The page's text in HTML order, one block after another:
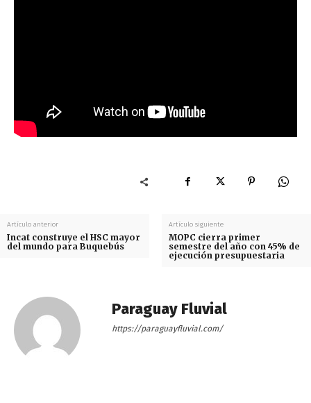
Artículo anterior
Incat construye el HSC mayor
del mundo para Buquebús
Artículo siguiente
MOPC cierra primer
semestre del año con 45% de
ejecución presupuestaria
Paraguay Fluvial
https://paraguayfluvial.com/